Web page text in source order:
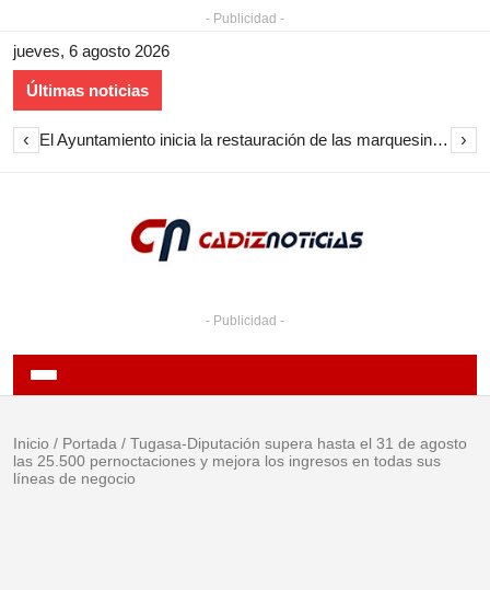
- Publicidad -
jueves, 6 agosto 2026
Últimas noticias
‹ El Ayuntamiento inicia la restauración de las marquesinas de Plaza Esteve para volver a instalarlas en el centro de Jerez ›
- Publicidad -
Inicio / Portada / Tugasa-Diputación supera hasta el 31 de agosto
las 25.500 pernoctaciones y mejora los ingresos en todas sus
líneas de negocio